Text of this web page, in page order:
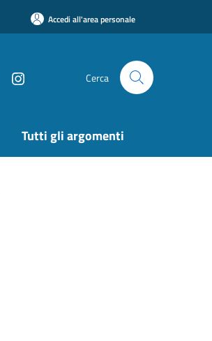
Accedi all'area personale
Cerca
Tutti gli argomenti